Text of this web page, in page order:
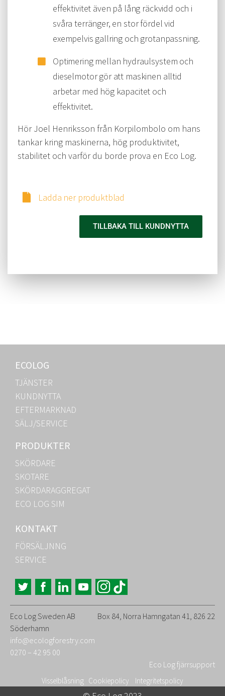
effektivitet även på lång räckvidd och i
svåra terränger, en stor fördel vid
exempelvis gallring och grotanpassning.
Optimering mellan hydraulsystem och
dieselmotor gör att maskinen alltid
arbetar med hög kapacitet och
effektivitet.
Hör Joel Henriksson från Korpilombolo om hans
tankar kring maskinerna, hög produktivitet,
stabilitet och varför du borde prova en Eco Log.
Ladda ner produktblad
TILLBAKA TILL KUNDNYTTA
ECOLOG
TJÄNSTER
KUNDNYTTA
EFTERMARKNAD
SÄLJ/SERVICE
PRODUKTER
SKÖRDARE
SKOTARE
SKÖRDARAGGREGAT
ECO LOG SIM
KONTAKT
FÖRSÄLJNNG
SERVICE
Eco Log Sweden AB
Box 84, Norra Hamngatan 41, 826 22
Söderhamn
info@ecologforestry.com
0270 – 42 95 00
Eco Log fjärrsupport
Visselblåsning Cookiepolicy Integritetspolicy